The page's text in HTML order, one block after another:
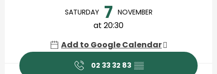
SATURDAY 7 NOVEMBER
at 20:30
Add to Google Calendar
02 33 32 83 ▒▒